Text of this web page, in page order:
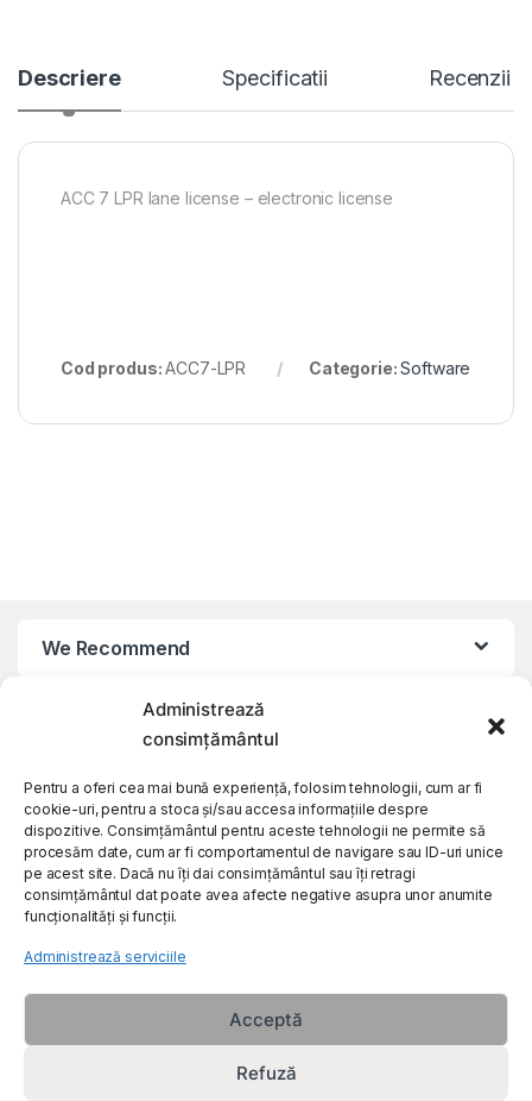
Administrează
consimțământul
Pentru a oferi cea mai bună experiență, folosim tehnologii, cum ar fi
cookie-uri, pentru a stoca și/sau accesa informațiile despre
dispozitive. Consimțământul pentru aceste tehnologii ne permite să
procesăm date, cum ar fi comportamentul de navigare sau ID-uri unice
pe acest site. Dacă nu îți dai consimțământul sau îți retragi
consimțământul dat poate avea afecte negative asupra unor anumite
funcționalități și funcții.
Administrează serviciile
Acceptă
Refuză
Descriere Specificatii Recenzii
ACC 7 LPR lane license – electronic license
Cod produs:ACC7-LPR Categorie:Software
We Recommend
My Account
Customer Care
About Us